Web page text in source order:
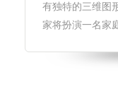
有独特的三维图
家将扮演一名家
的游戏设置，玩